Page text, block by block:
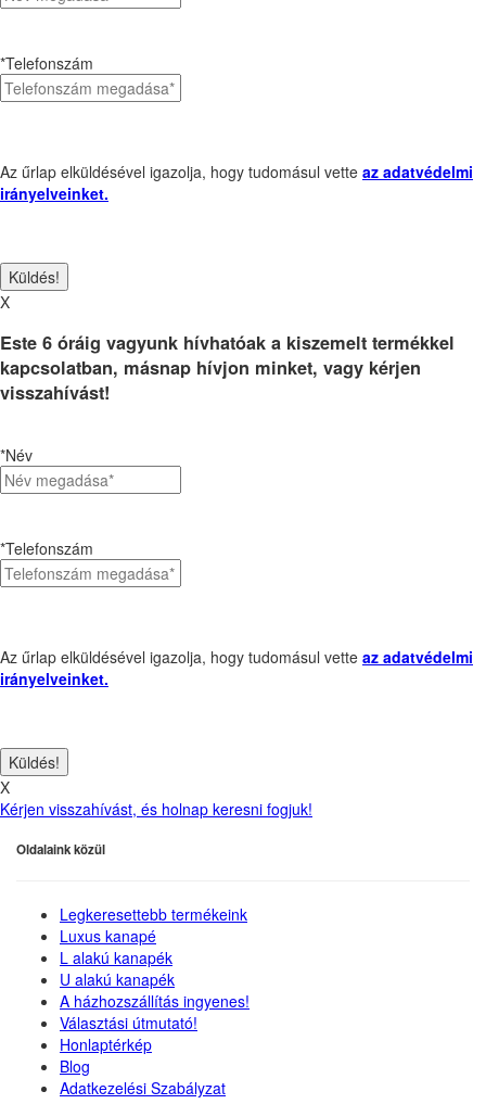
*Telefonszám
Az űrlap elküldésével igazolja, hogy tudomásul vette az adatvédelmi
irányelveinket.
X
Este 6 óráig vagyunk hívhatóak a kiszemelt termékkel
kapcsolatban, másnap hívjon minket, vagy kérjen
visszahívást!
*Név
*Telefonszám
Az űrlap elküldésével igazolja, hogy tudomásul vette az adatvédelmi
irányelveinket.
X
Kérjen visszahívást, és holnap keresni fogjuk!
Oldalaink közül
Legkeresettebb termékeink
Luxus kanapé
L alakú kanapék
U alakú kanapék
A házhozszállítás ingyenes!
Választási útmutató!
Honlaptérkép
Blog
Adatkezelési Szabályzat